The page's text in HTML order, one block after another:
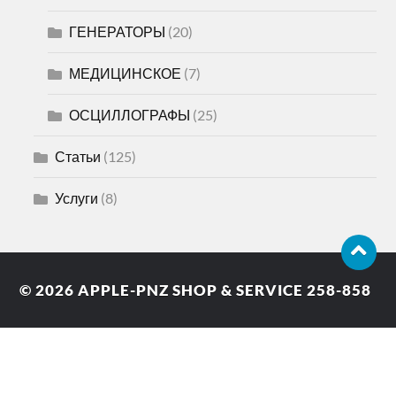
ГЕНЕРАТОРЫ (20)
МЕДИЦИНСКОЕ (7)
ОСЦИЛЛОГРАФЫ (25)
Статьи (125)
Услуги (8)
© 2026APPLE-PNZ SHOP & SERVICE 258-858